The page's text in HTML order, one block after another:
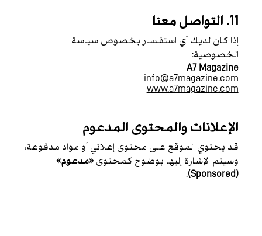
11. التواصل معنا
إذا كان لديك أي استفسار بخصوص سياسة
الخصوصية:
A7 Magazine
info@a7magazine.com
www.a7magazine.com
الإعلانات والمحتوى المدعوم
قد يحتوي الموقع على محتوى إعلاني أو مواد مدفوعة،
وسيتم الإشارة إليها بوضوح كمحتوى«مدعوم»
(Sponsored)
.